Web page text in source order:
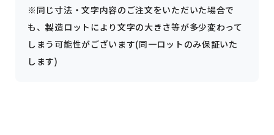
※同じ寸法・文字内容のご注文をいただいた場合で
も、製造ロットにより文字の大きさ等が多少変わって
しまう可能性がございます(同一ロットのみ保証いた
します)